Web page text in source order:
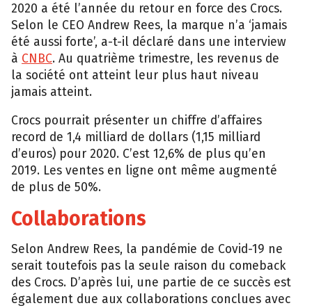
2020 a été l’année du retour en force des Crocs.
Selon le CEO Andrew Rees, la marque n’a ‘jamais
été aussi forte’, a-t-il déclaré dans une interview
à CNBC. Au quatrième trimestre, les revenus de
la société ont atteint leur plus haut niveau
jamais atteint.
Crocs pourrait présenter un chiffre d’affaires
record de 1,4 milliard de dollars (1,15 milliard
d’euros) pour 2020. C’est 12,6% de plus qu’en
2019. Les ventes en ligne ont même augmenté
de plus de 50%.
Collaborations
Selon Andrew Rees, la pandémie de Covid-19 ne
serait toutefois pas la seule raison du comeback
des Crocs. D’après lui, une partie de ce succès est
également due aux collaborations conclues avec